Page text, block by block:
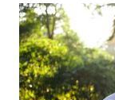
WAHANA
SELEB
WAHANA
PERSONA